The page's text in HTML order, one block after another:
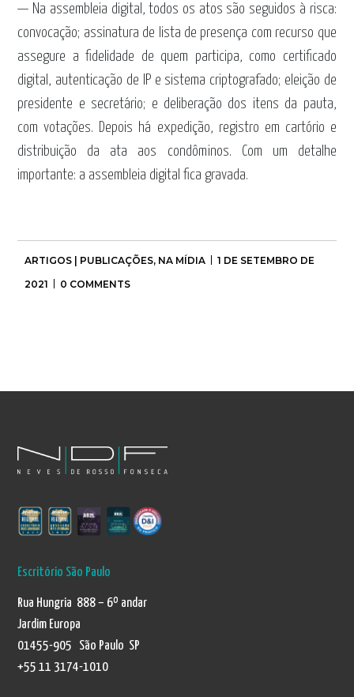
— Na assembleia digital, todos os atos são seguidos à risca:
convocação; assinatura de lista de presença com recurso que
assegure a fidelidade de quem participa, como certificado
digital, autenticação de IP e sistema criptografado; eleição de
presidente e secretário; e deliberação dos itens da pauta,
com votações. Depois há expedição, registro em cartório e
distribuição da ata aos condôminos. Com um detalhe
importante: a assembleia digital fica gravada.
ARTIGOS | PUBLICAÇÕES, NA MÍDIA
1 DE SETEMBRO DE
2021
0 COMMENTS
Escritório São Paulo
Rua Hungria 888 – 6º andar
Jardim Europa
01455-905 São Paulo SP
+55 11 3174-1010